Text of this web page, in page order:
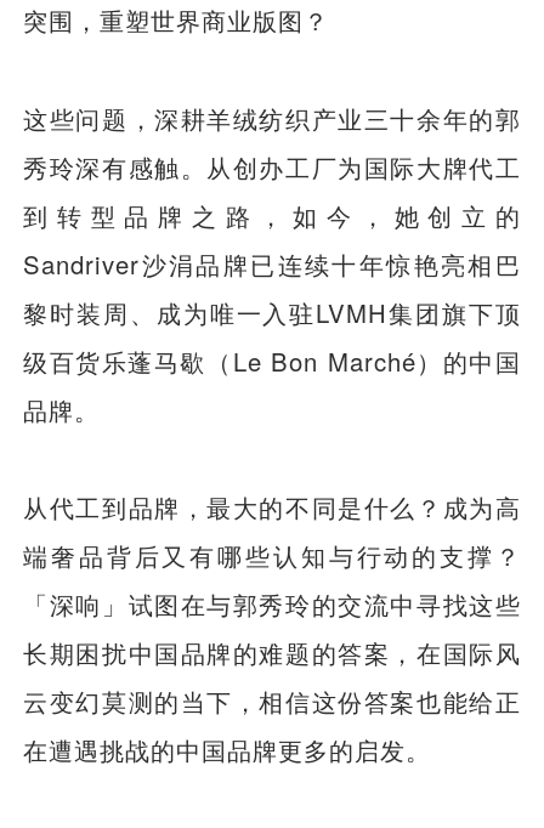
突围，重塑世界商业版图？
这些问题，深耕羊绒纺织产业三十余年的郭
秀玲深有感触。从创办工厂为国际大牌代工
到转型品牌之路，如今，她创立的
Sandriver沙涓品牌已连续十年惊艳亮相巴
黎时装周、成为唯一入驻LVMH集团旗下顶
级百货乐蓬马歇（Le Bon Marché）的中国
品牌。
从代工到品牌，最大的不同是什么？成为高
端奢品背后又有哪些认知与行动的支撑？
「深响」试图在与郭秀玲的交流中寻找这些
长期困扰中国品牌的难题的答案，在国际风
云变幻莫测的当下，相信这份答案也能给正
在遭遇挑战的中国品牌更多的启发。